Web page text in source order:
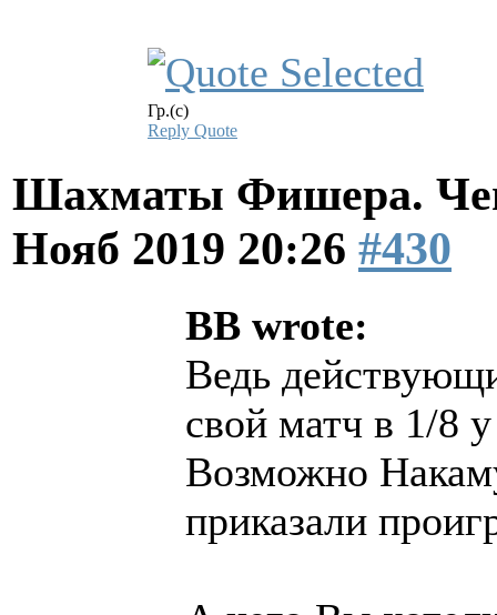
Гр.(с)
Reply Quote
Шахматы Фишера.
Нояб 2019 20:26 #430
BB wrote:
Ведь
свой матч в 1/8
Возможно
приказали